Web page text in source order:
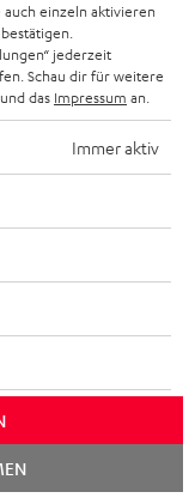
Bombe“
einzeln aktivieren
bestätigen.
jederzeit
Schau dir für weitere
und das Impressum an.
Immer aktiv